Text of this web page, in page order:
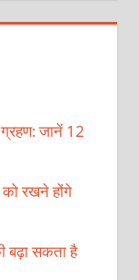
ग्रहण: जानें 12
रखने होंगे
बढ़ा सकता है